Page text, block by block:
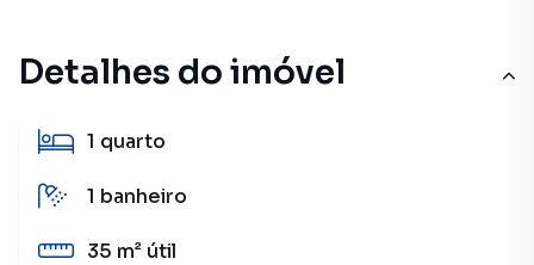
Detalhes do imóvel
1 quarto
1 banheiro
35 m² útil